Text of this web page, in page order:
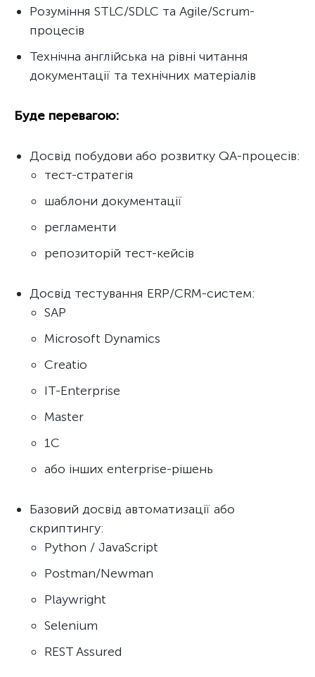
Розуміння STLC/SDLC та Agile/Scrum-
процесів
Технічна англійська на рівні читання
документації та технічних матеріалів
Буде перевагою:
Досвід побудови або розвитку QA-процесів:
тест-стратегія
шаблони документації
регламенти
репозиторій тест-кейсів
Досвід тестування ERP/CRM-систем:
SAP
Microsoft Dynamics
Creatio
IT-Enterprise
Master
1С
або інших enterprise-рішень
Базовий досвід автоматизації або
скриптингу:
Python / JavaScript
Postman/Newman
Playwright
Selenium
REST Assured